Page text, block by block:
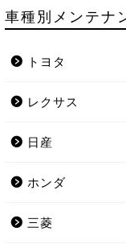
車種別メンテナ
トヨタ
レクサス
日産
ホンダ
三菱